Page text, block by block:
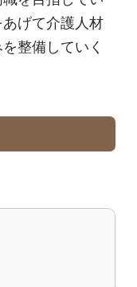
げて介護人材
整備していく